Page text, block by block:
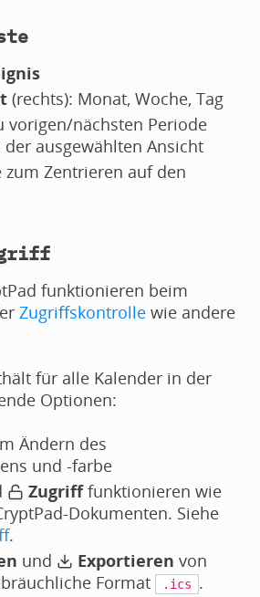
(rechts): Monat, Woche, Tag
vorigen/nächsten Periode
ausgewählten Ansicht
zum Zentrieren auf den
funktionieren beim
Zugriffskontrollewie andere
für alle Kalender in der
Optionen:
Ändern des
und -farbe
Zugrifffunktionieren wie
Dokumenten. Siehe
.
und Exportieren von
Format
.ics
.